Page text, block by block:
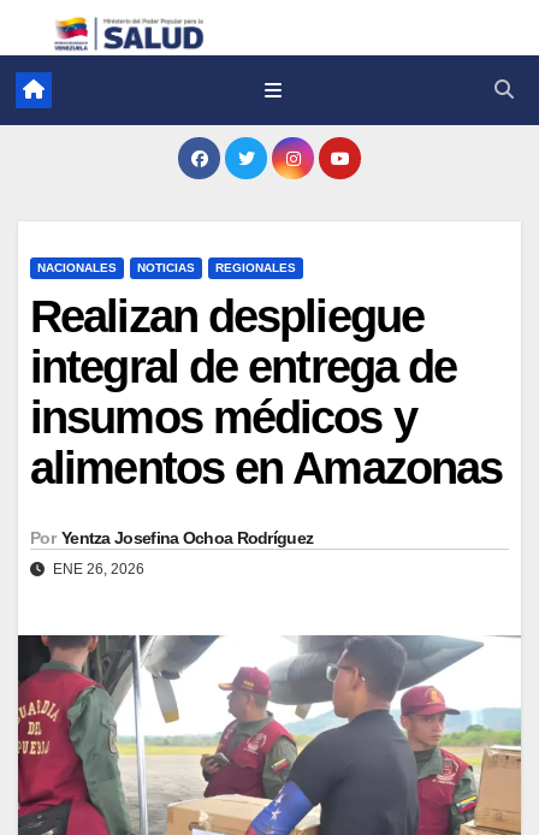
NACIONALES NOTICIAS REGIONALES
Realizan despliegue
integral de entrega de
insumos médicos y
alimentos en Amazonas
Por Yentza Josefina Ochoa Rodríguez
ENE 26, 2026